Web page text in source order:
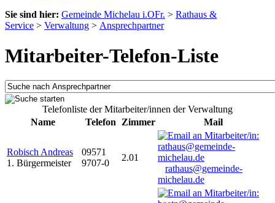
Sie sind hier: Gemeinde Michelau i.OFr. > Rathaus &
Service > Verwaltung > Ansprechpartner
Mitarbeiter-Telefon-Liste
Telefonliste der Mitarbeiter/innen der Verwaltung
Name
Telefon Zimmer Mail
Robisch Andreas
1. Bürgermeister
09571
9707-0
2.01
rathaus@gemeinde-
michelau.de